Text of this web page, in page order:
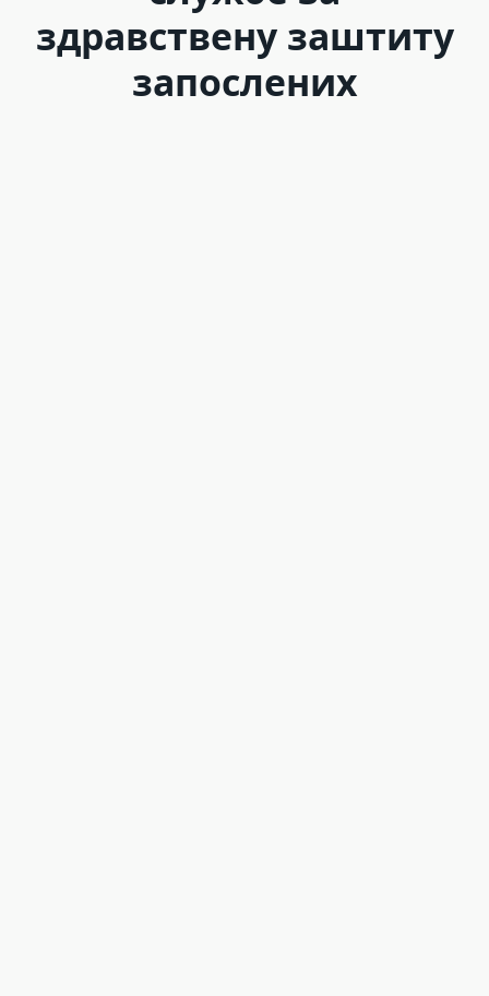
здравствену заштиту
запослених